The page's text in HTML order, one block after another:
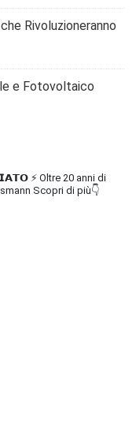
Rivoluzioneranno
e Fotovoltaico
⚡ Oltre 20 anni di
Scopri di più👇